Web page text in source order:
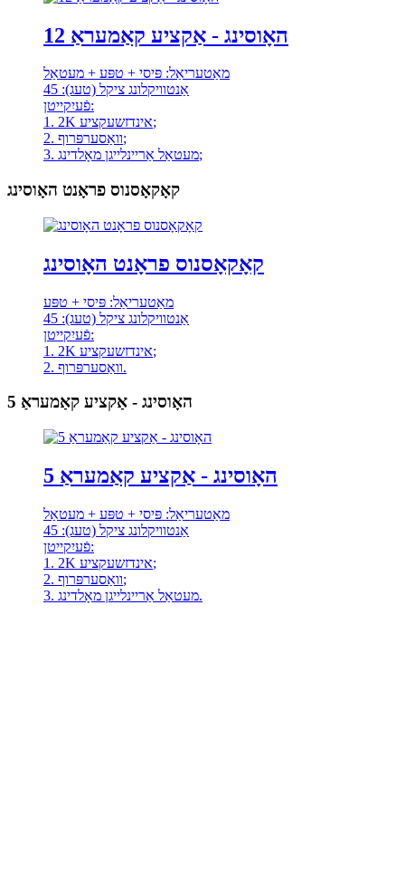
האָוסינג - אַקציע קאַמעראַ 12
מאַטעריאַל: פּיסי + טפּע + מעטאַל
אַנטוויקלונג ציקל (טעג): 45
פֿעיִקייטן:
1. 2K אינדזשעקציע;
2. וואַסערפּרוף;
3. מעטאַל אַריינלייגן מאָלדינג;
קאָקאָסנוס פראָנט האָוסינג
קאָקאָסנוס פראָנט האָוסינג
מאַטעריאַל: פּיסי + טפּע
אַנטוויקלונג ציקל (טעג): 45
פֿעיִקייטן:
1. 2K אינדזשעקציע;
2. וואַסערפּרוף.
האָוסינג - אַקציע קאַמעראַ 5
האָוסינג - אַקציע קאַמעראַ 5
מאַטעריאַל: פּיסי + טפּע + מעטאַל
אַנטוויקלונג ציקל (טעג): 45
פֿעיִקייטן:
1. 2K אינדזשעקציע;
2. וואַסערפּרוף;
3. מעטאַל אַריינלייגן מאָלדינג.